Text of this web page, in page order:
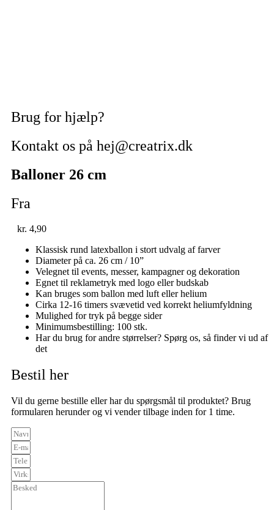
Brug for hjælp?
Kontakt os på hej@creatrix.dk
Balloner 26 cm
Fra
kr. 4,90
Klassisk rund latexballon i stort udvalg af farver
Diameter på ca. 26 cm / 10”
Velegnet til events, messer, kampagner og dekoration
Egnet til reklametryk med logo eller budskab
Kan bruges som ballon med luft eller helium
Cirka 12-16 timers svævetid ved korrekt heliumfyldning
Mulighed for tryk på begge sider
Minimumsbestilling: 100 stk.
Har du brug for andre størrelser? Spørg os, så finder vi ud af
det
Bestil her
Vil du gerne bestille eller har du spørgsmål til produktet? Brug
formularen herunder og vi vender tilbage inden for 1 time.